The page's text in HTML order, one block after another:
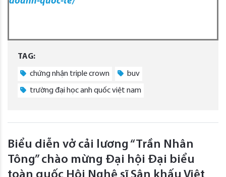
TAG:
chứng nhận triple crown buv
trường đại học anh quốc việt nam
Biểu diễn vở cải lương “Trần Nhân
Tông” chào mừng Đại hội Đại biểu